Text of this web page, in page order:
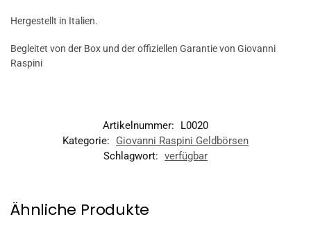
Hergestellt in Italien.
Begleitet von der Box und der offiziellen Garantie von Giovanni
Raspini
Artikelnummer:
L0020
Kategorie:
Giovanni Raspini Geldbörsen
Schlagwort: verfügbar
Ähnliche Produkte